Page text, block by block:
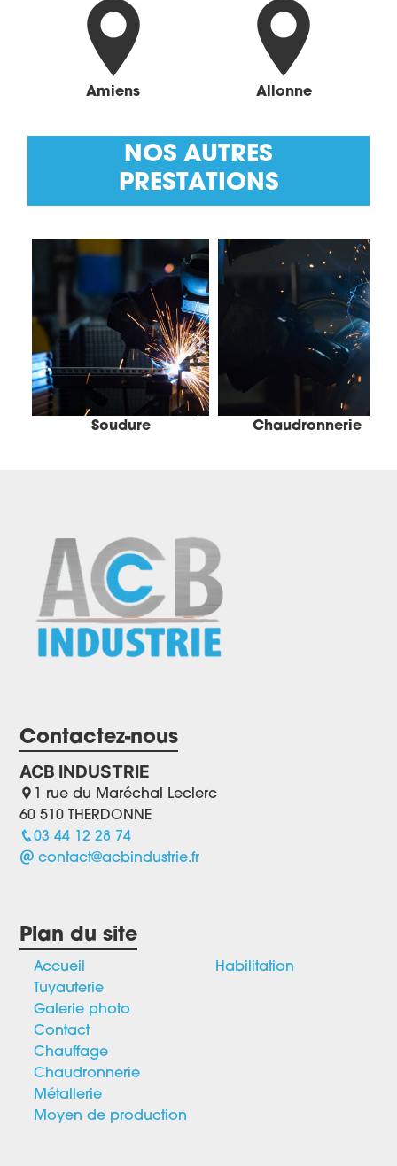
Amiens Allonne
NOS AUTRES
PRESTATIONS
Soudure Chaudronnerie
Contactez-nous
ACB INDUSTRIE
1 rue du Maréchal Leclerc
60 510 THERDONNE
03 44 12 28 74
contact@acbindustrie.fr
Plan du site
Accueil
Tuyauterie
Galerie photo
Contact
Chauffage
Chaudronnerie
Métallerie
Moyen de production
Habilitation